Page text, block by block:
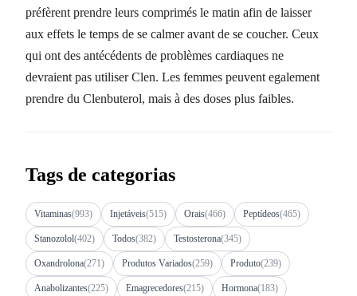
préfèrent prendre leurs comprimés le matin afin de laisser
aux effets le temps de se calmer avant de se coucher. Ceux
qui ont des antécédents de problèmes cardiaques ne
devraient pas utiliser Clen. Les femmes peuvent egalement
prendre du Clenbuterol, mais à des doses plus faibles.
Tags de categorias
Vitaminas(993) Injetáveis(515) Orais(466) Peptídeos(465)
Stanozolol(402) Todos(382) Testosterona(345)
Oxandrolona(271) Produtos Variados(259) Produto(239)
Anabolizantes(225) Emagrecedores(215) Hormona(183)